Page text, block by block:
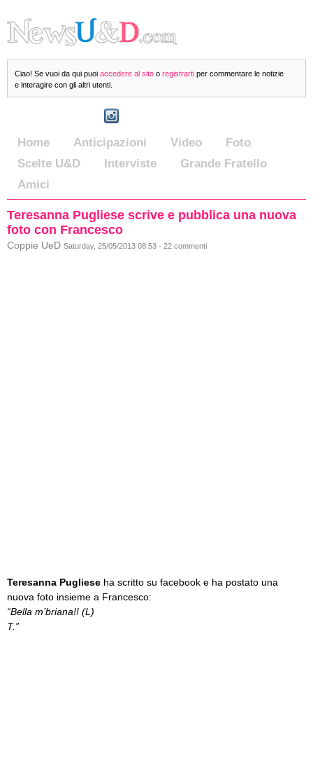
Ciao! Se vuoi da qui puoi accedere al sito o registrarti per commentare le notizie
e interagire con gli altri utenti.
Home Anticipazioni Video
Foto
Scelte U&D
Interviste
Grande Fratello
Amici
Teresanna Pugliese scrive e pubblica una nuova
foto con Francesco
Coppie UeD Saturday, 25/05/2013 08:53 - 22 commenti
Teresanna Pugliese ha scritto su facebook e ha postato una
nuova foto insieme a Francesco:
“Bella m’briana!! (L)
T.”